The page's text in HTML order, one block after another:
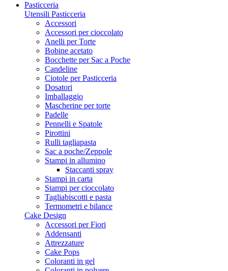
Pasticceria
Utensili Pasticceria
Accessori
Accessori per cioccolato
Anelli per Torte
Bobine acetato
Bocchette per Sac a Poche
Candeline
Ciotole per Pasticceria
Dosatori
Imballaggio
Mascherine per torte
Padelle
Pennelli e Spatole
Pirottini
Rulli tagliapasta
Sac a poche/Zeppole
Stampi in allumino
Staccanti spray
Stampi in carta
Stampi per cioccolato
Tagliabiscotti e pasta
Termometri e bilance
Cake Design
Accessori per Fiori
Addensanti
Attrezzature
Cake Pops
Coloranti in gel